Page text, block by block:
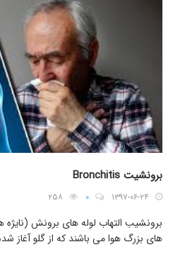
برونشیت Bronchitis
۱۳۹۷-۰۶-۲۴ ۰ ۲۵۸
برونشیب التهاب لوله های برونش
های بزرگ هوا می باشند که از گلو آغاز